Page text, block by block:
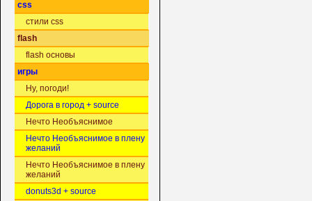
css
стили css
flash
flash основы
игры
Ну, погоди!
Дорога в город + source
Нечто Необъяснимое
Нечто Необъяснимое в плену
желаний
Нечто Необъяснимое в плену
желаний
donuts3d + source